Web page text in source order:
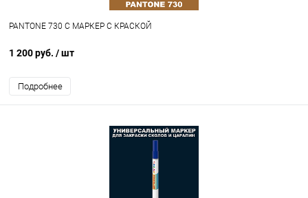
PANTONE 730 C МАРКЕР С КРАСКОЙ
1 200 руб. / шт
Подробнее